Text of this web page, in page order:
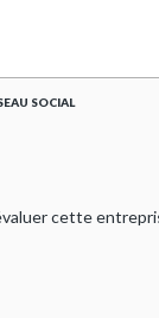
SOCIAL
cette